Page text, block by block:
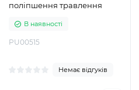
поліпшення травлення
В наявності
PU00515
Немає відгуків